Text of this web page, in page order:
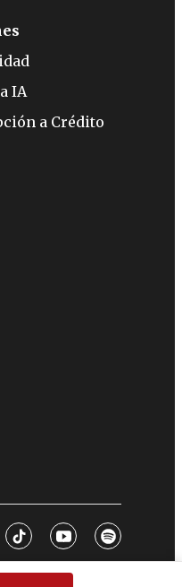
IA
a Crédito
tiktokyoutubespotify